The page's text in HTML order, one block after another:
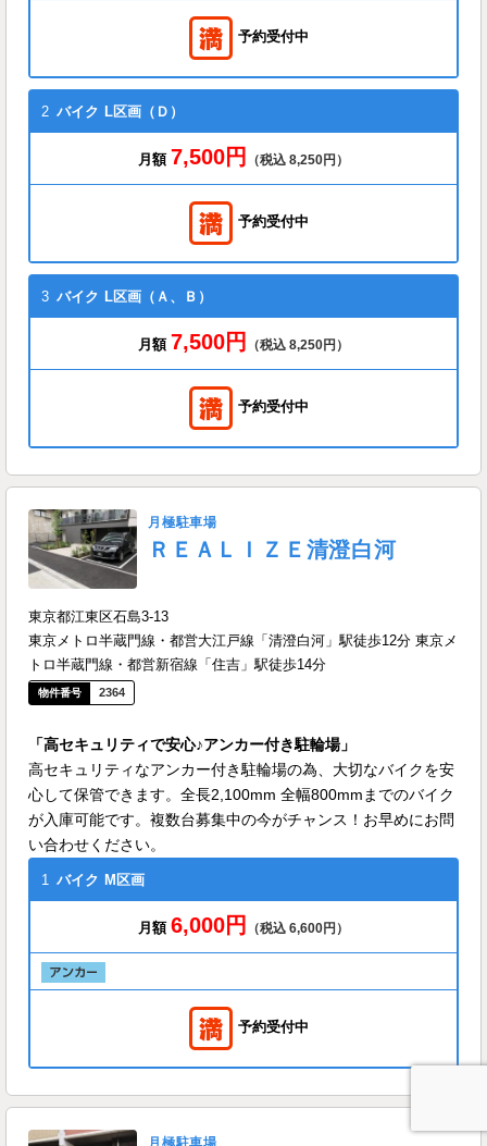
予約受付中
2 バイク L区画（Ｄ）
月額 7,500円 （税込 8,250円）
予約受付中
3 バイク L区画（Ａ、Ｂ）
月額 7,500円 （税込 8,250円）
予約受付中
月極駐車場
ＲＥＡＬＩＺＥ清澄白河
東京都江東区石島3-13
東京メトロ半蔵門線・都営大江戸線「清澄白河」駅徒歩12分 東京メ
トロ半蔵門線・都営新宿線「住吉」駅徒歩14分
2364
「高セキュリティで安心♪アンカー付き駐輪場」
高セキュリティなアンカー付き駐輪場の為、大切なバイクを安
心して保管できます。全長2,100mm 全幅800mmまでのバイク
が入庫可能です。複数台募集中の今がチャンス！お早めにお問
い合わせください。
1 バイク M区画
月額 6,000円 （税込 6,600円）
予約受付中